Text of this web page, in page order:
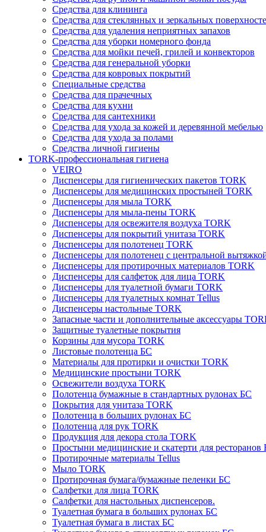
Средства для клининга
Средства для стеклянных и зеркальных
Средства для удаления неприятных запахов
Средства для уборки номерного фонда
Средства для мойки печей, грилей и конвекторов
Средства для генеральной уборки
Средства для ковровых покрытий
Специальные средства
Средства для прачечных
Средства для кухни
Средства для сантехники
Средства для ухода за кожей и деревянной мебелью
Средства для ухода за полами
Средства личной гигиены
TORK-профессиональная гигиена
VEIRO
Диспенсеры для гигиенических пакетов TORK
Диспенсеры для медицинских простыней TORK
Диспенсеры для мыла TORK
Диспенсеры для мыла-пены TORK
Диспенсеры для освежителя воздуха TORK
Диспенсеры для покрытий унитаза TORK
Диспенсеры для полотенец TORK
Диспенсеры для полотенец с центральной
Диспенсеры для протирочных материалов TORK
Диспенсеры для салфеток для лица TORK
Диспенсеры для туалетной бумаги TORK
Диспенсеры для туалетных комнат Tellus
Диспенсеры настольные TORK
Запасные части и дополнительные аксессуары
Защитные туалетные покрытия
Корзины для мусора TORK
Листовые полотенца БС
Материалы для протирки и очистки TORK
Медицинские простыни TORK
Освежители воздуха TORK
Полотенца бумажные в стандартных рулонах БС
Покрытия для унитаза TORK
Полотенца в больших рулонах БС
Полотенца для рук TORK
Продукция для декора стола TORK
Простыни медицинские и скатерти для ресторанов
Протирочные материалы Tellus
Мыло TORK
Протирочная бумага/бумажные пеленки БС
Салфетки для лица TORK
Салфетки для настольных диспенсеров.
Туалетная бумага в больших рулонах БС
Туалетная бумага в листах БС